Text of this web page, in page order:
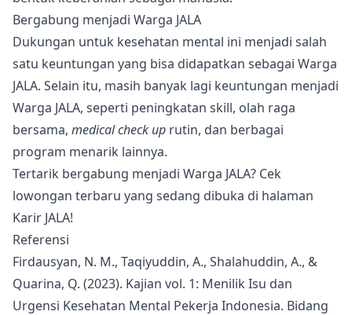
Bergabung menjadi Warga JALA
Dukungan untuk kesehatan mental ini menjadi salah
satu keuntungan yang bisa didapatkan sebagai Warga
JALA. Selain itu, masih banyak lagi keuntungan menjadi
Warga JALA, seperti peningkatan skill, olah raga
bersama, medical check up rutin, dan berbagai
program menarik lainnya.
Tertarik bergabung menjadi Warga JALA? Cek
lowongan terbaru yang sedang dibuka di halaman
Karir JALA!
Referensi
Firdausyan, N. M., Taqiyuddin, A., Shalahuddin, A., &
Quarina, Q. (2023). Kajian vol. 1: Menilik Isu dan
Urgensi Kesehatan Mental Pekerja Indonesia. Bidang